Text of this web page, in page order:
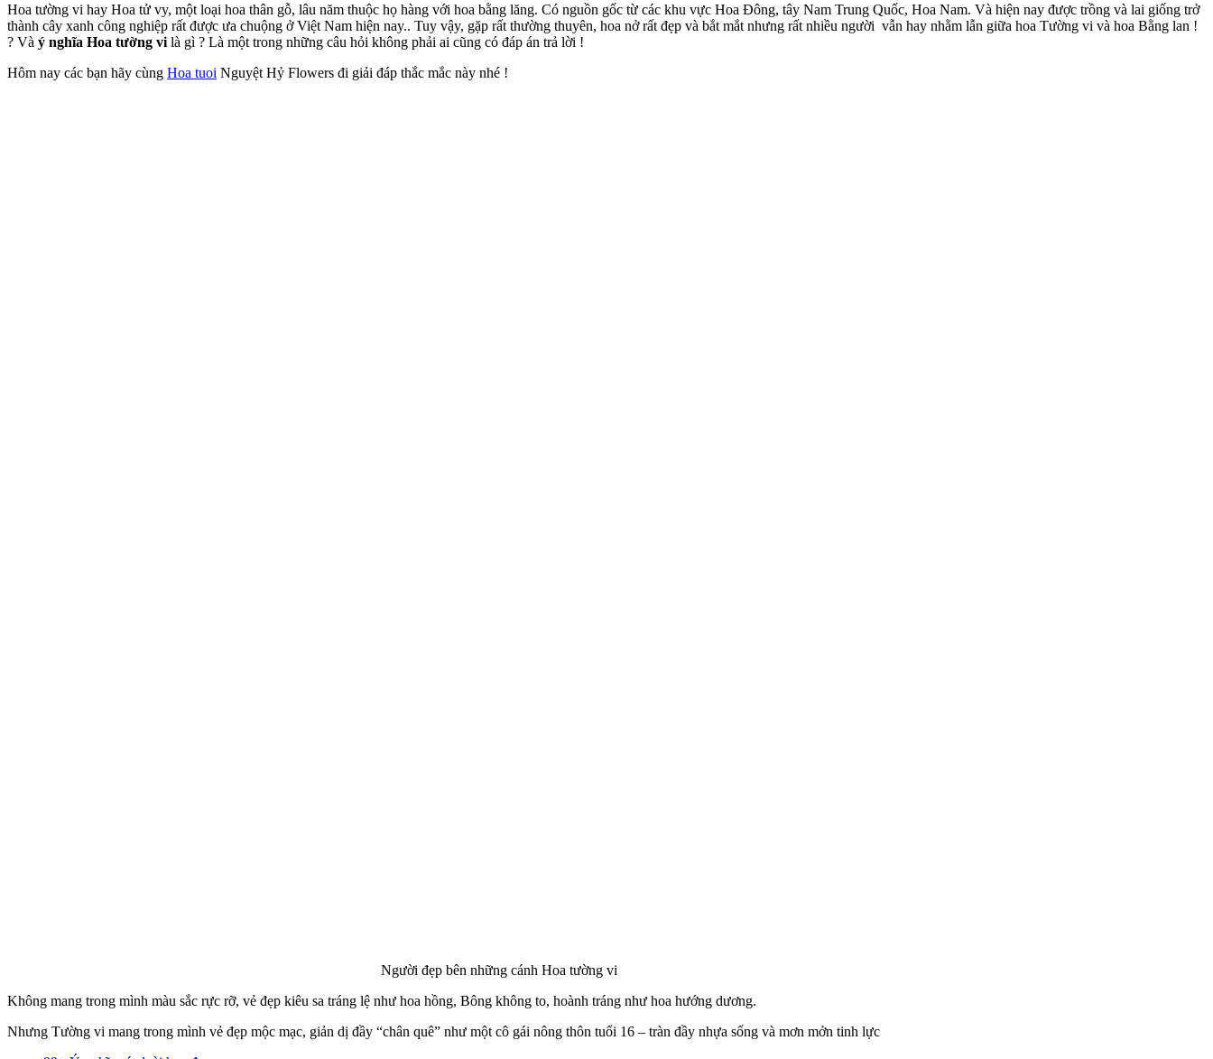
Hoa tường vi hay Hoa tử vy, một loại hoa thân gỗ, lâu năm thuộc họ hàng với hoa bằng lăng. Có nguồn gốc từ các khu vực Hoa Đông, tây Nam Trung Quốc, Hoa Nam. Và hiện nay được trồng và lai giống trở
thành cây xanh công nghiệp rất được ưa chuộng ở Việt Nam hiện nay.. Tuy vậy, gặp rất thường thuyên, hoa nở rất đẹp và bắt mắt nhưng rất nhiều người vẫn hay nhằm lẫn giữa hoa Tường vi và hoa Bằng lan !
? Và ý nghĩa Hoa tường vi là gì ? Là một trong những câu hỏi không phải ai cũng có đáp án trả lời !
Hôm nay các bạn hãy cùng Hoa tuoi Nguyệt Hỷ Flowers đi giải đáp thắc mắc này nhé !
Người đẹp bên những cánh Hoa tường vi
Không mang trong mình màu sắc rực rỡ, vẻ đẹp kiêu sa tráng lệ như hoa hồng, Bông không to, hoành tráng như hoa hướng dương.
Nhưng Tường vi mang trong mình vẻ đẹp mộc mạc, giản dị đầy “chân quê” như một cô gái nông thôn tuổi 16 – tràn đầy nhựa sống và mơn mởn tinh lực